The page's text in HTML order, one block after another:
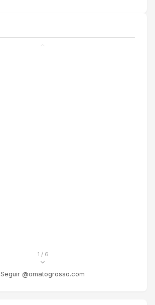
1 / 6
Seguir @omatogrosso.com